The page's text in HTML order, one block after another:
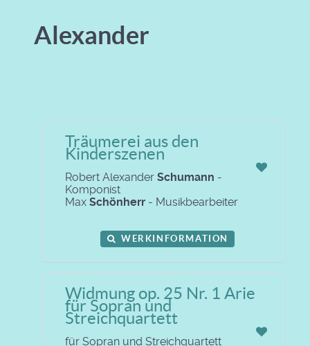
Alexander
Träumerei aus den
Kinderszenen
Robert Alexander Schumann -
Komponist
Max Schönherr - Musikbearbeiter
WERKINFORMATION
Widmung op. 25 Nr. 1 Arie
für Sopran und
Streichquartett
für Sopran und Streichquartett